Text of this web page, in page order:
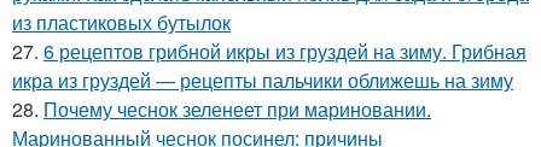
из пластиковых бутылок
27. 6 рецептов грибной икры из груздей на зиму. Грибная
икра из груздей — рецепты пальчики оближешь на зиму
28. Почему чеснок зеленеет при мариновании.
Маринованный чеснок посинел: причины